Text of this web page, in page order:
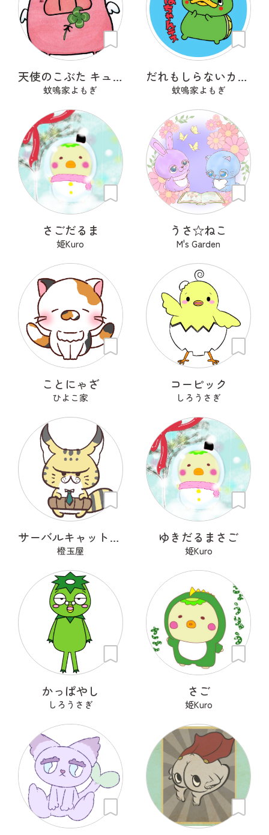
天使のこぶた キューピッグ
蚊鳴家よもぎ
だれもしらないカッパちゃん
蚊鳴家よもぎ
さごだるま
姫Kuro
うさ‪☆ねこ
M's Garden
ことにゃざ
ひよこ家
コーピック
しろうさぎ
サーバルキャット課長
橙玉屋
ゆきだるまさご
姫Kuro
かっぱやし
しろうさぎ
さご
姫Kuro